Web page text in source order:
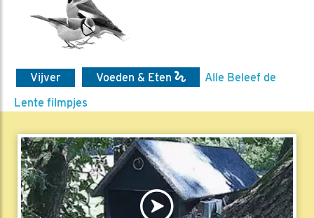
Vijver Voeden & Eten
Alle Beleef de
Lente filmpjes